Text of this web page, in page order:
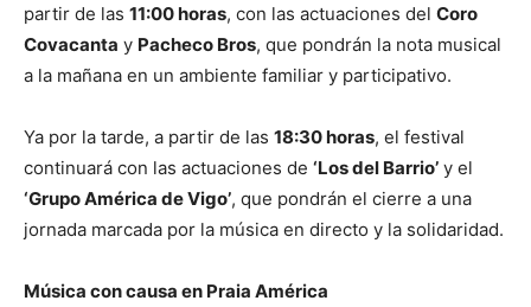
partir de las 11:00 horas, con las actuaciones del Coro
Covacanta y Pacheco Bros, que pondrán la nota musical
a la mañana en un ambiente familiar y participativo.
Ya por la tarde, a partir de las 18:30 horas, el festival
continuará con las actuaciones de ‘Los del Barrio’ y el
‘Grupo América de Vigo’, que pondrán el cierre a una
jornada marcada por la música en directo y la solidaridad.
Música con causa en Praia América